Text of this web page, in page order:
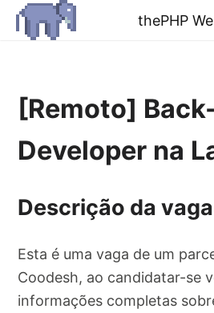
thePHP
[Remoto]
Developer na
Descrição da
Esta é uma vaga de um
Coodesh, ao candidatar-se
informações completas